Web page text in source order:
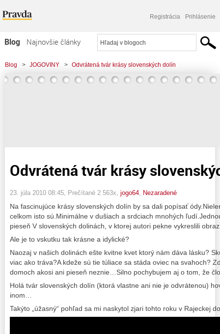
Registrácia Prihlásenie
Blog
Najnovšie články
Najčítanejšie články
Najkomentovanejšie články
Blog > JOGOVINY > Odvrátená tvár krásy slovenských dolín
Odvrátená tvár krásy
23. júla 2010 08:45 , Prečítané 2 563x, jogo64 Nezaradené
Na fascinujúce krásy slovenských dolín by sa dali popísať
celkom isto sú.Minimálne v dušiach a srdciach mnohých
pieseň V slovenských dolinách, v ktorej autori pekne vykreslili
Ale je to vskutku tak krásne a idylické?
Naozaj v našich dolinách ešte kvitne kvet ktorý nám dáva lásku?
viac ako tráva?A kdeže sú tie túliace sa stáda oviec na svahoch?
domoch akosi ani pieseň neznie…Silno pochybujem aj o tom, že
Holá tvár slovenských dolín (ktorá vlastne ani nie je odvrátenou)
inom…
Takýto „úžasný“ pohľad sa mi naskytol zjari tohto roku v Rajeckej